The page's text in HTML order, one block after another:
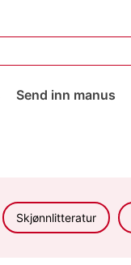
Send inn manus
Skjønnlitteratur